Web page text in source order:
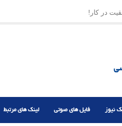
ولی شکست می‌خوریم؟
نیوز فایل های صوتی لینک های مرتبط